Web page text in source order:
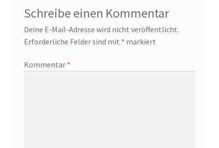
Schreibe einen Kommentar
Deine E-Mail-Adresse wird nicht veröffentlicht.
Erforderliche Felder sind mit * markiert
Kommentar *